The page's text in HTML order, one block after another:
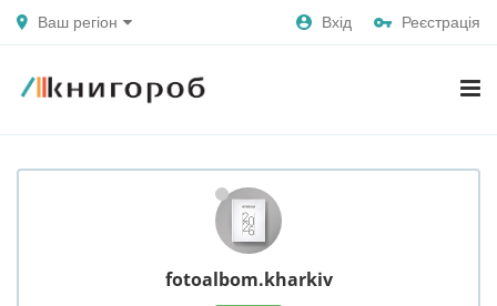
Ваш регіон Вхід Реєстрація
fotoalbom.kharkiv